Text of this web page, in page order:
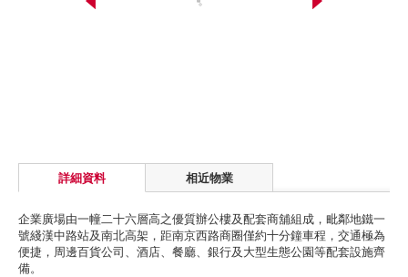
詳細資料 相近物業
企業廣場由一幢二十六層高之優質辦公樓及配套商舖組成，毗鄰地鐵一
號綫漢中路站及南北高架，距南京西路商圈僅約十分鐘車程，交通極為
便捷，周邊百貨公司、酒店、餐廳、銀行及大型生態公園等配套設施齊
備。